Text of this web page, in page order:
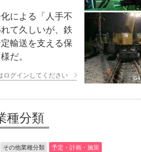
による「人手不
て久しいが、鉄
輸送を支える保
だ。
ログインしてください
種分類
その他業種分類 予定・計画・施策